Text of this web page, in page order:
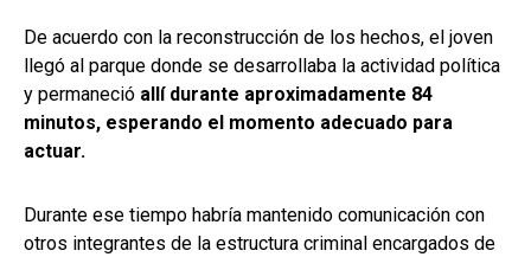
De acuerdo con la reconstrucción de los hechos, el joven
llegó al parque donde se desarrollaba la actividad política
y permaneció allí durante aproximadamente 84
minutos, esperando el momento adecuado para
actuar.
Durante ese tiempo habría mantenido comunicación con
otros integrantes de la estructura criminal encargados de